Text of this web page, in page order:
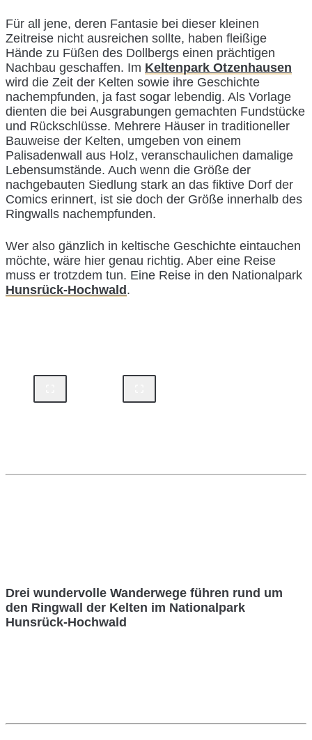
Für all jene, deren Fantasie bei dieser kleinen
Zeitreise nicht ausreichen sollte, haben fleißige
Hände zu Füßen des Dollbergs einen prächtigen
Nachbau geschaffen. Im Keltenpark Otzenhausen
wird die Zeit der Kelten sowie ihre Geschichte
nachempfunden, ja fast sogar lebendig. Als Vorlage
dienten die bei Ausgrabungen gemachten Fundstücke
und Rückschlüsse. Mehrere Häuser in traditioneller
Bauweise der Kelten, umgeben von einem
Palisadenwall aus Holz, veranschaulichen damalige
Lebensumstände. Auch wenn die Größe der
nachgebauten Siedlung stark an das fiktive Dorf der
Comics erinnert, ist sie doch der Größe innerhalb des
Ringwalls nachempfunden.
Wer also gänzlich in keltische Geschichte eintauchen
möchte, wäre hier genau richtig. Aber eine Reise
muss er trotzdem tun. Eine Reise in den Nationalpark
Hunsrück-Hochwald .
Drei wundervolle Wanderwege führen rund um
den Ringwall der Kelten im Nationalpark
Hunsrück-Hochwald